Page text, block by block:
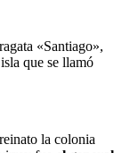
«Santiago»,
que se llamó
la colonia